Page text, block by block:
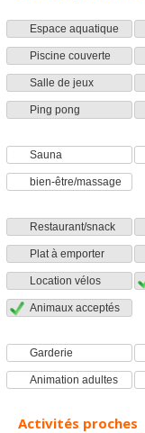
Espace aquatique
Piscine couverte
Salle de jeux
Ping pong
Sauna
bien-être/massage
Restaurant/snack
Plat à emporter
Location vélos
Animaux acceptés
Garderie
Animation adultes
Activités proches